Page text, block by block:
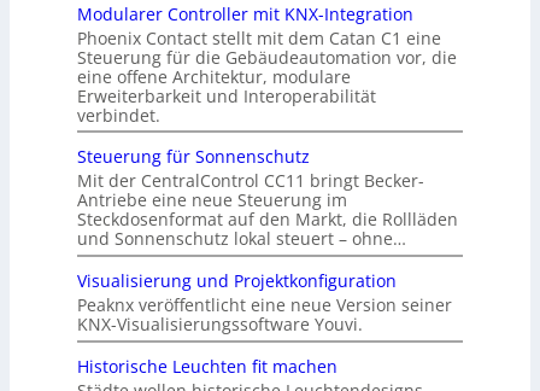
Modularer Controller mit KNX-Integration
Phoenix Contact stellt mit dem Catan C1 eine
Steuerung für die Gebäudeautomation vor, die
eine offene Architektur, modulare
Erweiterbarkeit und Interoperabilität
verbindet.
Steuerung für Sonnenschutz
Mit der CentralControl CC11 bringt Becker-
Antriebe eine neue Steuerung im
Steckdosenformat auf den Markt, die Rollläden
und Sonnenschutz lokal steuert – ohne…
Visualisierung und Projektkonfiguration
Peaknx veröffentlicht eine neue Version seiner
KNX-Visualisierungssoftware Youvi.
Historische Leuchten fit machen